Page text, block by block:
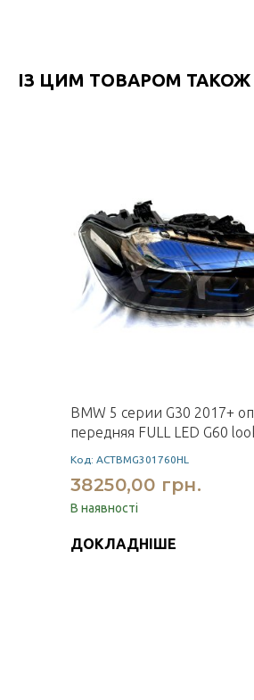
ІЗ ЦИМ ТОВАРОМ
BMW 5 серии G30 2017+
передняя FULL LED G60
Код: ACTBMG301760HL
38250,00 грн.
В наявності
ДОКЛАДНІШЕ